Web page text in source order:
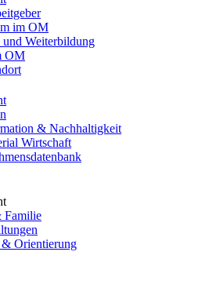
im OM
und Weiterbildung
OM
& Nachhaltigkeit
Wirtschaft
Familie
Orientierung